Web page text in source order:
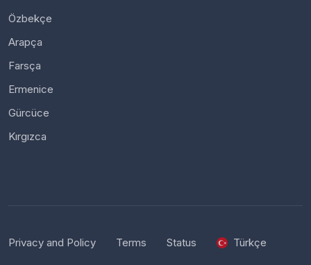
Özbekçe
Arapça
Farsça
Ermenice
Gürcüce
Kırgızca
Privacy and Policy Terms Status Türkçe